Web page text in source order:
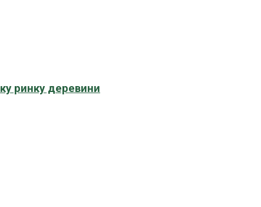
ринку деревини